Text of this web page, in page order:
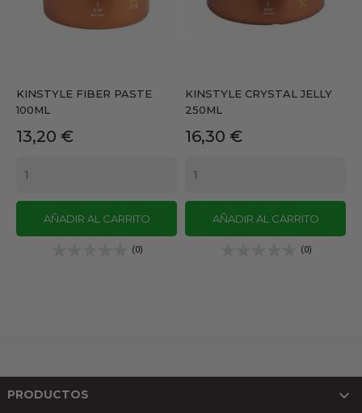
KINSTYLE FIBER PASTE
100ML
Precio
13,20 €
AÑADIR AL CARRITO
(0)
KINSTYLE CRYSTAL JELLY
250ML
Precio
16,30 €
AÑADIR AL CARRITO
(0)
PRODUCTOS 